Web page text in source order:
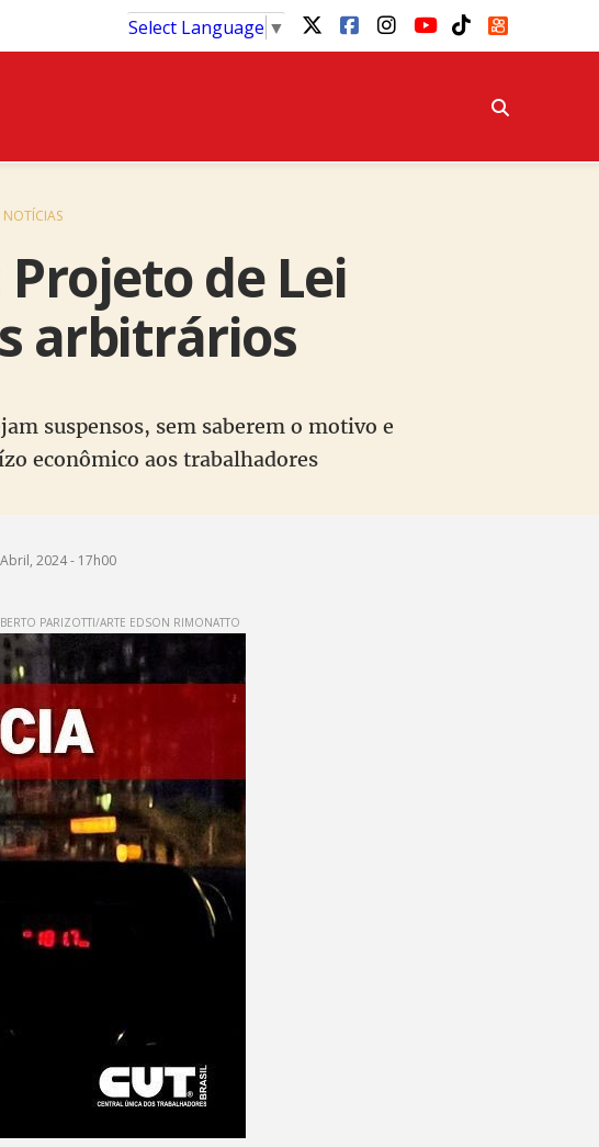
Select Language ▼
NOTÍCIAS
de Lei
arbitrários
suspensos, sem saberem o motivo e
econômico aos trabalhadores
2024 - 17h00
PARIZOTTI/ARTE EDSON RIMONATTO